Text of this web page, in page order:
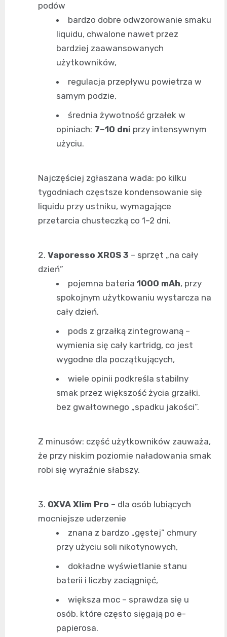
podów
bardzo dobre odwzorowanie smaku
liquidu, chwalone nawet przez
bardziej zaawansowanych
użytkowników,
regulacja przepływu powietrza w
samym podzie,
średnia żywotność grzałek w
opiniach: 7–10 dni przy intensywnym
użyciu.
Najczęściej zgłaszana wada: po kilku
tygodniach częstsze kondensowanie się
liquidu przy ustniku, wymagające
przetarcia chusteczką co 1–2 dni.
Vaporesso XROS 3 – sprzęt „na cały
dzień”
pojemna bateria 1000 mAh, przy
spokojnym użytkowaniu wystarcza na
cały dzień,
pods z grzałką zintegrowaną –
wymienia się cały kartridg, co jest
wygodne dla początkujących,
wiele opinii podkreśla stabilny
smak przez większość życia grzałki,
bez gwałtownego „spadku jakości”.
Z minusów: część użytkowników zauważa,
że przy niskim poziomie naładowania smak
robi się wyraźnie słabszy.
OXVA Xlim Pro – dla osób lubiących
mocniejsze uderzenie
znana z bardzo „gęstej” chmury
przy użyciu soli nikotynowych,
dokładne wyświetlanie stanu
baterii i liczby zaciągnięć,
większa moc – sprawdza się u
osób, które często sięgają po e-
papierosa.